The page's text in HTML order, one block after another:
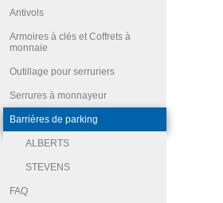
Antivols
Armoires à clés et Coffrets à
monnaie
Outillage pour serruriers
Serrures à monnayeur
Barrières de parking
ALBERTS
STEVENS
FAQ